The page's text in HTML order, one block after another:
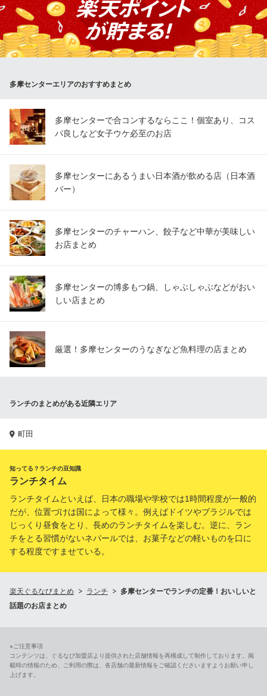
1,580円(税込)
ランチメニューをもっと見る
すし屋 銀蔵 多摩センター店
京王相模原線京王多摩センター駅 徒歩1分
はお子様連れにも人気！うどんやカレー、ハンバーグなど、お子
様が大好きなメニューを豊富にご用意。ガチャガチャができるカ
プセルトイ付きのセットもあり、お食事の時間を楽しく盛り上げ
ます。
若鶏の唐揚げランチ
879円(税込)
1,099円(税込)
夢庵 多摩センター店
ファミリーレストラン
京王相模原線京王多摩センター駅東口 徒歩6分
東京都多摩市落合1-16-2
多摩センターエリアのおすすめまとめ
多摩センターで合コンするならここ！個室あり、コス
パ良しなど女子ウケ必至のお店
多摩センターにあるうまい日本酒が飲める店（日本酒
バー）
多摩センターのチャーハン、餃子など中華が美味しい
お店まとめ
多摩センターの博多もつ鍋、しゃぶしゃぶなどがおい
しい店まとめ
厳選！多摩センターのうなぎなど魚料理の店まとめ
ランチのまとめがある近隣エリア
町田
知ってる？ランチの豆知識
ランチタイム
ランチタイムといえば、日本の職場や学校では1時間程度が一般的
だが、位置づけは国によって様々。例えばドイツやブラジルでは
じっくり昼食をとり、長めのランチタイムを楽しむ。逆に、ラン
チをとる習慣がないネパールでは、お菓子などの軽いものを口に
する程度ですませている。
楽天ぐるなびまとめ ランチ
多摩センターでランチの定番！おいしいと
話題のお店まとめ
※ご注意事項
コンテンツは、ぐるなび加盟店より提供された店舗情報を再構成して制作しております。掲
載時の情報のため、ご利用の際は、各店舗の最新情報をご確認くださいますようお願い申し
上げます。